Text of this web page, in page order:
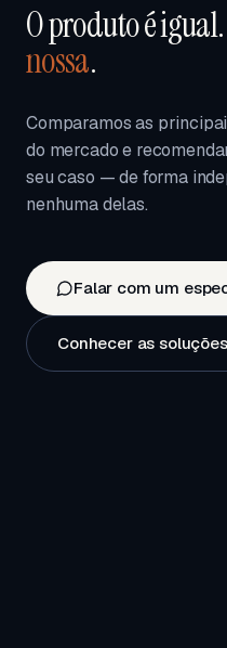
O produto é
nossa.
Comparamos as
do mercado e
seu caso — de forma
nenhuma delas.
Falar com um
Conhecer as soluções